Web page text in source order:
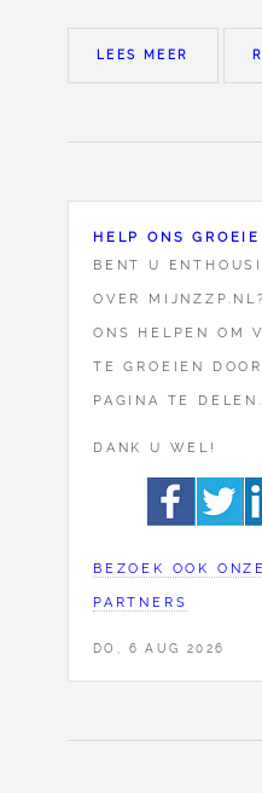
LEES MEER
HELP ONS
BENT U
OVER
ONS HELPEN OM
TE GROEIEN
PAGINA TE DELEN.
DANK U WEL!
BEZOEK OOK
PARTNERS
DO, 6 AUG 2026